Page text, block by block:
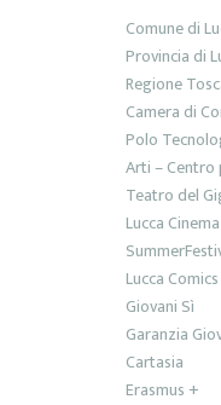
Comune di
Provincia di
Regione
Camera di
Polo
Arti – Centro
Teatro del
Lucca Cinema
Lucca Comics
Giovani Sì
Garanzia
Cartasia
Erasmus +